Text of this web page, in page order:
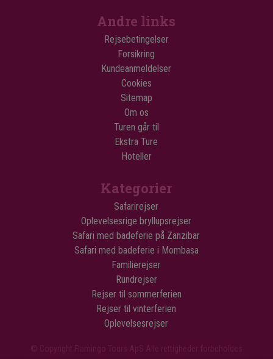
Andre links
Rejsebetingelser
Forsikring
Kundeanmeldelser
Cookies
Sitemap
Om os
Turen går til
Ekstra Ture
Hoteller
Kategorier
Safarirejser
Oplevelsesrige bryllupsrejser
Safari med badeferie på Zanzibar
Safari med badeferie i Mombasa
Familierejser
Rundrejser
Rejser til sommerferien
Rejser til vinterferien
Oplevelsesrejser